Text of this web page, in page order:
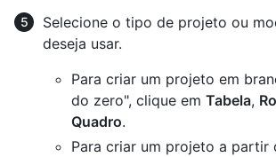
Selecione o tipo de projeto ou
deseja usar.
Para criar um projeto em
do zero", clique em Tabela,
Quadro.
Para criar um projeto a partir